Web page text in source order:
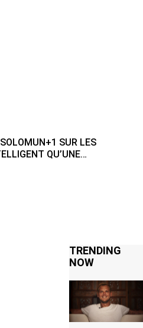
SUR LES
QU’UNE
TRENDING
NOW